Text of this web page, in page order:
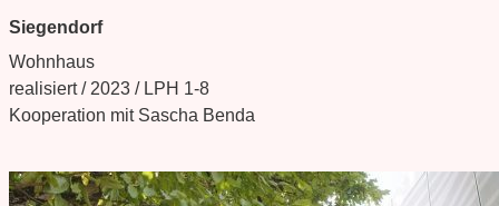
Siegendorf
Wohnhaus
realisiert / 2023 / LPH 1-8
Kooperation mit Sascha Benda